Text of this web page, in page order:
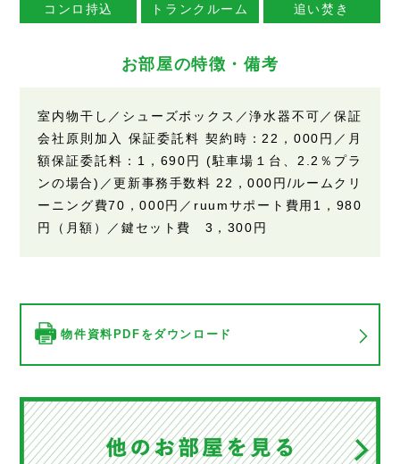
コンロ持込 トランクルーム 追い焚き
お部屋の特徴・備考
室内物干し／シューズボックス／浄水器不可／保証
会社原則加入 保証委託料 契約時：22，000円／月
額保証委託料：1，690円 (駐車場１台、2.2％プラ
ンの場合)／更新事務手数料 22，000円/ルームクリ
ーニング費70，000円／ruumサポート費用1，980
円（月額）／鍵セット費 3，300円
物件資料PDFをダウンロード